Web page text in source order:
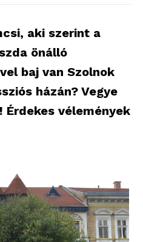
aki szerint a
önálló
baj van Szolnok
házán? Vegye
Érdekes vélemények